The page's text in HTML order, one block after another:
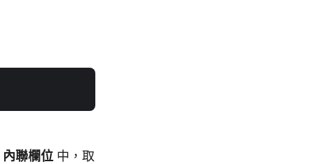
內聯欄位 中，取